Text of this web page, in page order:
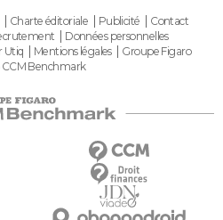
Charte éditoriale Publicité
Contact
Données personnelles
Utiq Mentions légales
Groupe Figaro
Benchmark